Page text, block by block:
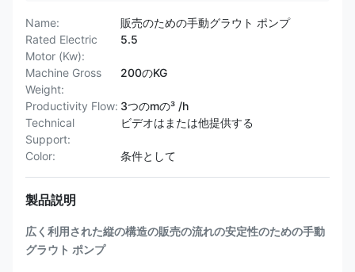
Name:
販売のための手動グラウト ポンプ
Rated Electric
Motor (Kw):
5.5
Machine Gross
Weight:
200のKG
Productivity Flow: 3つのmの³ /h
Technical
Support:
ビデオはまたは他提供する
Color: 条件として
製品説明
広く利用された縦の構造の販売の流れの安定性のための手動
グラウト ポンプ